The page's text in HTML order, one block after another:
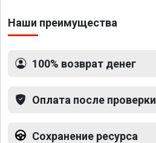
Наши преимущества
100% возврат денег
Оплата после проверки
Сохранение ресурса